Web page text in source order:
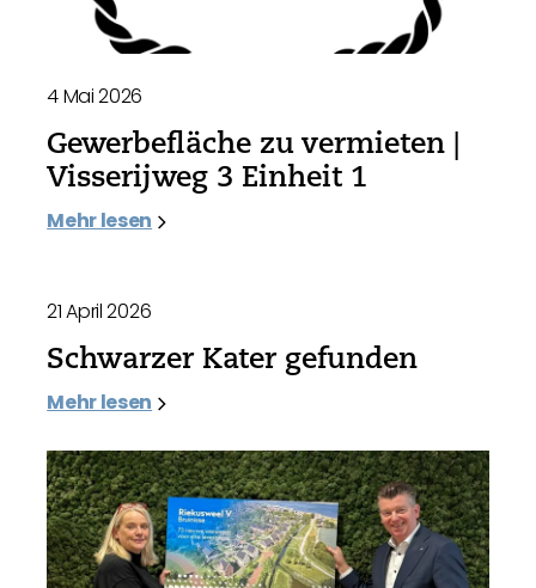
4 Mai 2026
Gewerbefläche zu vermieten |
Visserijweg 3 Einheit 1
Mehr lesen
21 April 2026
Schwarzer Kater gefunden
Mehr lesen